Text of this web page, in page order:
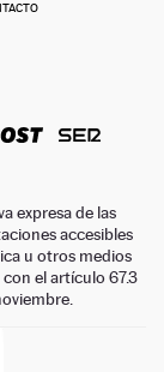
expresa de las
accesibles
u otros medios
el artículo 67.3